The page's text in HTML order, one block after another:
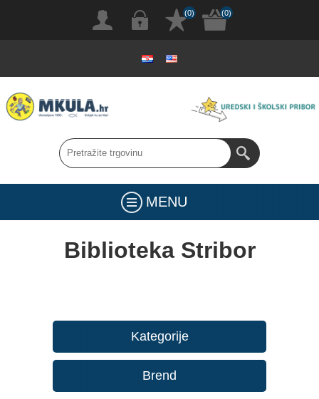
(0) (0)
MENU
Biblioteka Stribor
Kategorije
Brend